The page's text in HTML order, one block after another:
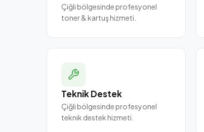
Çiğli bölgesinde profesyonel
toner & kartuş hizmeti.
Teknik Destek
Çiğli bölgesinde profesyonel
teknik destek hizmeti.